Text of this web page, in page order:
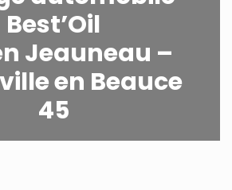
Best’Oil
Jeauneau –
en Beauce
45